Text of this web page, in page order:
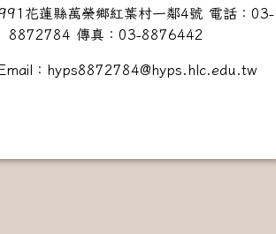
花蓮縣萬榮鄉紅葉村一鄰4號 電話：03-
8872784 傳真：03-8876442
：hyps8872784@hyps.hlc.edu.tw